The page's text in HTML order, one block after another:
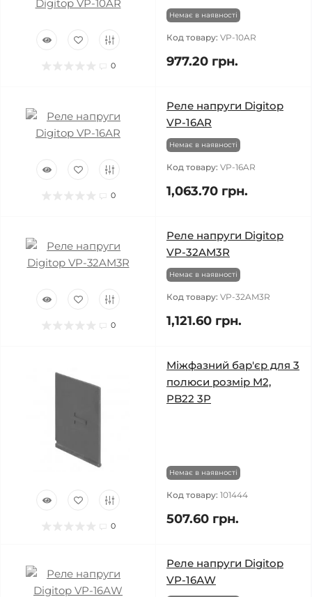
0
Немає в наявності
Код товару: VP-10AR
977.20 грн.
0
Реле напруги Digitop
VP-16АR
Немає в наявності
Код товару: VP-16AR
1,063.70 грн.
0
Реле напруги Digitop
VP-32AM3R
Немає в наявності
Код товару: VP-32AM3R
1,121.60 грн.
0
Міжфазний бар'єр для 3
полюси розмір M2,
PB22 3P
Немає в наявності
Код товару: 101444
507.60 грн.
Реле напруги Digitop
VP-16АW